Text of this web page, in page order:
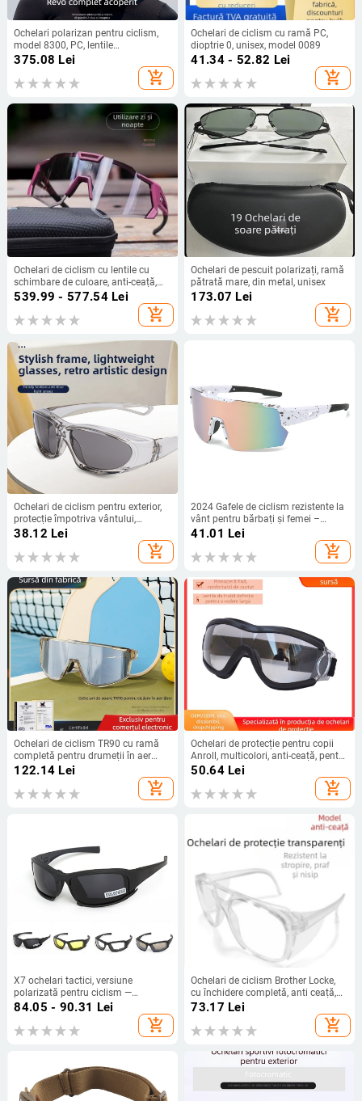
Ochelari polarizan pentru ciclism,
model 8300, PC, lentile
interschimbabile, compatibili cu
375.08 Lei
add_shopping_cart
Ochelari de ciclism cu ramă PC,
dioptrie 0, unisex, model 0089
41.34 - 52.82 Lei
add_shopping_cart
Ochelari de ciclism cu lentile cu
schimbare de culoare, anti-ceață,
lentile interschimbabile, pernițe
nazale reglabile, brațe detașabile
539.99 - 577.54Lei
add_shopping_cart
Ochelari de pescuit polarizați, ramă
pătrată mare, din metal, unisex
173.07 Lei
add_shopping_cart
Ochelari de ciclism pentru exterior,
protecție împotriva vântului,
nisipului și polenului, blocare a
luminii albastre, stil și protecție
38.12 Lei
add_shopping_cart
2024 Gafele de ciclism rezistente la
vânt pentru bărbați și femei –
ochelari de soare pentru bicicletă,
41.01 Lei
add_shopping_cart
Ochelari de ciclism TR90 cu ramă
completă pentru drumeții în aer
liber și alpinism, protecție UV,
122.14 Lei
add_shopping_cart
Ochelari de protecție pentru copii
Anroll, multicolori, anti-ceață, pentru
activități în aer liber, protecție
oculară la jocuri cu apă și contra
polenului.
50.64Lei
add_shopping_cart
X7 ochelari tactici, versiune
polarizată pentru ciclism —
protecție împotriva vântului, lentile
nocturnă HD
84.05 - 90.31 Lei
add_shopping_cart
Ochelari de ciclism Brother Locke,
cu închidere completă, anti ceață,
rezistenți la praf, protecție împotriva
73.17 Lei
add_shopping_cart